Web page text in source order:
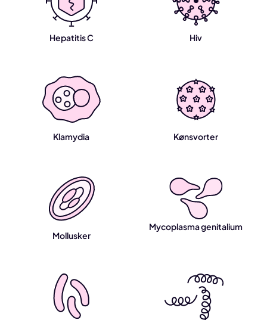
Hepatitis C Hiv
Klamydia Kønsvorter
Mollusker
Mycoplasma genitalium